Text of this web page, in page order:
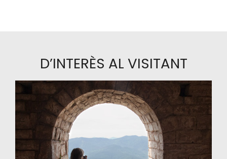
D’INTERÈS AL VISITANT